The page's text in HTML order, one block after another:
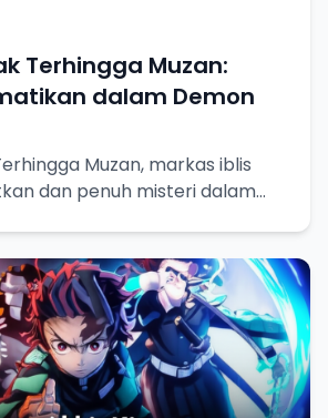
Terhingga Muzan:
dalam Demon
Muzan, markas iblis
dan penuh misteri dalam